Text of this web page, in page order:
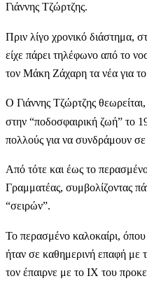
Γιάννης Τζώρτζης.
Πριν λίγο χρονικό διάστημα,
είχε πάρει τηλέφωνο από το
τον Μάκη Ζάχαρη τα νέα για
Ο Γιάννης Τζώρτζης
στην “ποδοσφαιρική ζωή” το
πολλούς για να συνδράμουν
Από τότε και έως το
Γραμματέας, συμβολίζοντας
“σειρών”.
Το περασμένο καλοκαίρι,
ήταν σε καθημερινή επαφή με
τον έπαιρνε με το ΙΧ του